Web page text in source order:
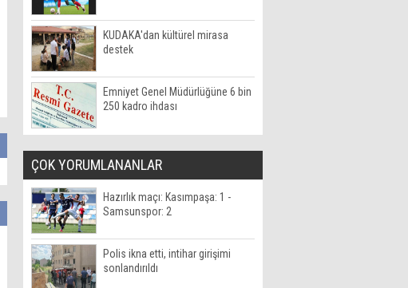
KUDAKA'dan kültürel mirasa
destek
Emniyet Genel Müdürlüğüne 6 bin
250 kadro ihdası
ÇOK YORUMLANANLAR
Hazırlık maçı: Kasımpaşa: 1 -
Samsunspor: 2
Polis ikna etti, intihar girişimi
sonlandırıldı